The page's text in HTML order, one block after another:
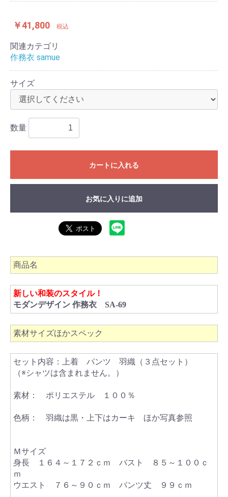
￥41,800 税込
関連カテゴリ
作務衣 samue
サイズ
数量
カートに入れる
お気に入りに追加
商品名
新しい和装のスタイル！
モダンデザイン 作務衣 SA-69
素材サイズほかスペック
セット内容：上着 パンツ 羽織（３点セット）
（※シャツは含まれません。）
素材： ポリエステル １００％
色柄： 羽織は黒・上下はカーキ ほか写真参照
Ｍサイズ
身長 １６４～１７２ｃｍ バスト ８５～１００ｃ
ｍ
ウエスト ７６～９０ｃｍ パンツ丈 ９９ｃｍ